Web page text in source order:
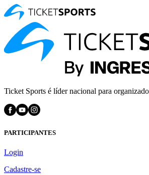
Ticket Sports é líder nacional para
PARTICIPANTES
Login
Cadastre-se